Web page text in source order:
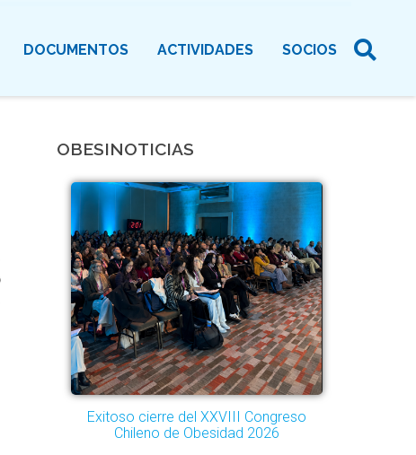
DOCUMENTOS ACTIVIDADES SOCIOS
OBESINOTICIAS
Exitoso cierre del XXVIII Congreso
Chileno de Obesidad 2026